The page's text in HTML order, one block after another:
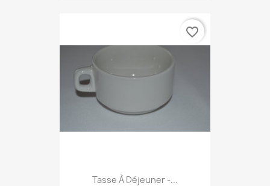
Tasse À Déjeuner -...
favorite_border